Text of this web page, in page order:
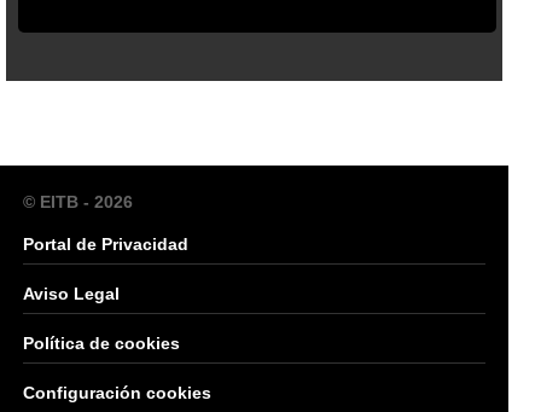
© EITB - 2026
Portal de Privacidad
Aviso Legal
Política de cookies
Configuración cookies